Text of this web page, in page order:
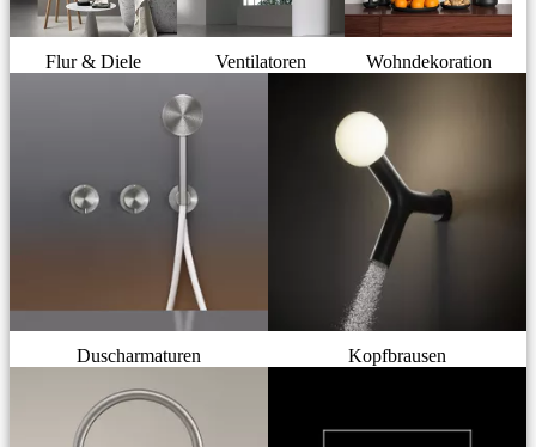
Flur & Diele Ventilatoren Wohndekoration
Duscharmaturen Kopfbrausen